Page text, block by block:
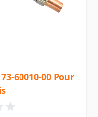
60010-00 Pour